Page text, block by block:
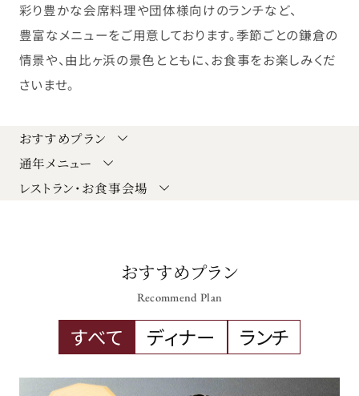
彩り豊かな会席料理や団体様向けのランチなど、
豊富なメニューをご用意しております。季節ごとの鎌倉の
情景や、由比ヶ浜の景色とともに、お食事をお楽しみくだ
さいませ。
おすすめプラン
通年メニュー
レストラン・お食事会場
おすすめプラン
Recommend Plan
すべて ディナー ランチ